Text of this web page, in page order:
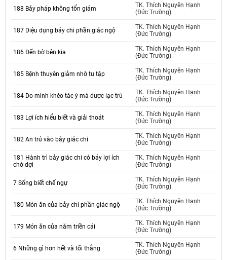
188 Bảy pháp không tổn giảm
TK. Thích Nguyên Hạnh
(Đức Trường)
187 Diệu dụng bảy chi phần giác ngộ
TK. Thích Nguyên Hạnh
(Đức Trường)
186 Đến bờ bên kia
TK. Thích Nguyên Hạnh
(Đức Trường)
185 Bệnh thuyên giảm nhờ tu tập
TK. Thích Nguyên Hạnh
(Đức Trường)
184 Do mình khéo tác ý mà được lạc trú
TK. Thích Nguyên Hạnh
(Đức Trường)
183 Lợi ích hiểu biết và giải thoát
TK. Thích Nguyên Hạnh
(Đức Trường)
182 An trú vào bảy giác chi
TK. Thích Nguyên Hạnh
(Đức Trường)
181 Hành trì bảy giác chi có bảy lợi ích
chờ đợi
TK. Thích Nguyên Hạnh
(Đức Trường)
7 Sống biết chế ngự
TK. Thích Nguyên Hạnh
(Đức Trường)
180 Món ăn của bảy chi phần giác ngộ
TK. Thích Nguyên Hạnh
(Đức Trường)
179 Món ăn của năm triền cái
TK. Thích Nguyên Hạnh
(Đức Trường)
6 Những gì hơn hết và tối thắng
TK. Thích Nguyên Hạnh
(Đức Trường)